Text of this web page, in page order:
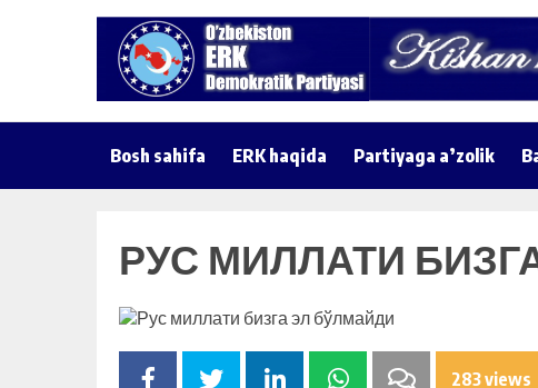
Bosh sahifa ERK haqida Partiyaga a’zolik
РУС МИЛЛАТИ
283 views